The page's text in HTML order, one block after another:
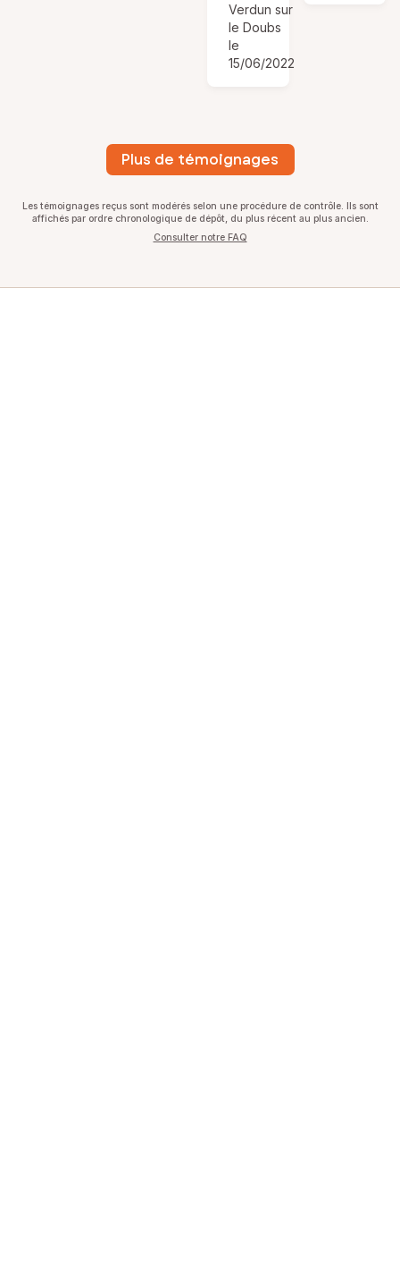
Verdun sur
le Doubs
le
15/06/2022
Plus de témoignages
Les témoignages reçus sont modérés selon une procédure de contrôle. Ils sont
affichés par ordre chronologique de dépôt, du plus récent au plus ancien.
Consulter notre FAQ